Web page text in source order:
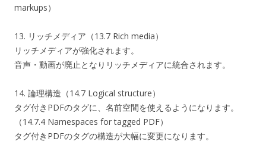
markups）
13. リッチメディア（13.7 Rich media）
リッチメディアが強化されます。
音声・動画が廃止となりリッチメディアに統合されます。
14. 論理構造（14.7 Logical structure）
タグ付きPDFのタグに、名前空間を使えるようになります。
（14.7.4 Namespaces for tagged PDF）
タグ付きPDFのタグの構造が大幅に変更になります。